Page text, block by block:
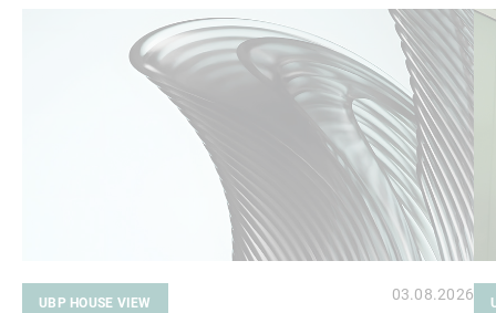
UBP HOUSE VIEW 03.08.2026